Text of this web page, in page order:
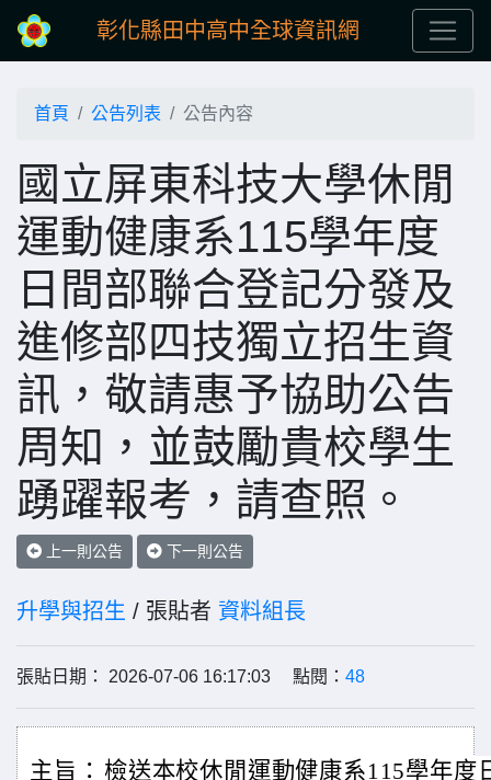
彰化縣田中高中全球資訊網
首頁 公告列表 公告內容
國立屏東科技大學休閒
運動健康系115學年度
日間部聯合登記分發及
進修部四技獨立招生資
訊，敬請惠予協助公告
周知，並鼓勵貴校學生
踴躍報考，請查照。
上一則公告 下一則公告
升學與招生 / 張貼者 資料組長
張貼日期： 2026-07-06 16:17:03 點閱： 48
主旨： 檢送本校休閒運動健康系115學年度